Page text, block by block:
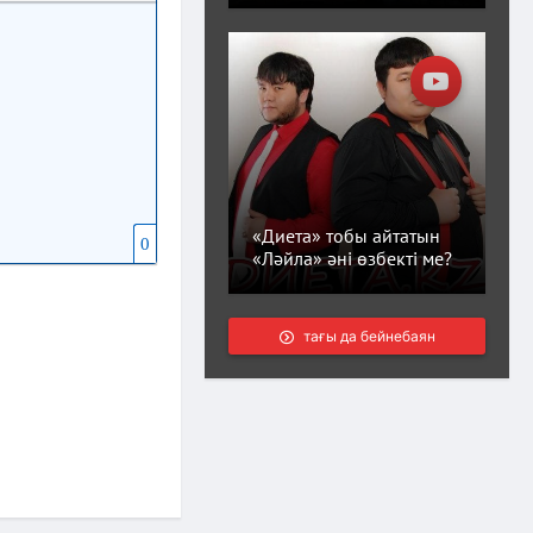
0
«Диета» тобы айтатын
«Ләйла» әні өзбекті ме?
тағы да бейнебаян